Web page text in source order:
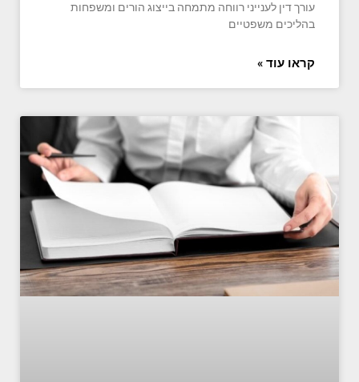
עורך דין לענייני רווחה מתמחה בייצוג הורים ומשפחות
בהליכים משפטיים
קראו עוד »